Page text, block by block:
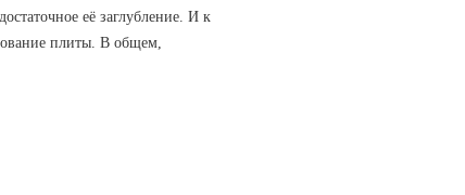
её заглубление. И к
плиты. В общем,